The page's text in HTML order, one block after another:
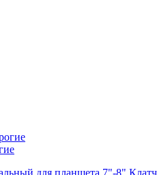
для планшета 7"-8" Клатч